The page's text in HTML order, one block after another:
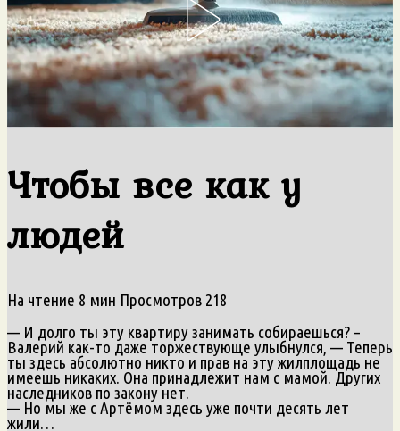
Чтобы все как у
людей
На чтение 8 мин Просмотров 218
— И долго ты эту квартиру занимать собираешься? –
Валерий как-то даже торжествующе улыбнулся, — Теперь
ты здесь абсолютно никто и прав на эту жилплощадь не
имеешь никаких. Она принадлежит нам с мамой. Других
наследников по закону нет.
— Но мы же с Артёмом здесь уже почти десять лет
жили…